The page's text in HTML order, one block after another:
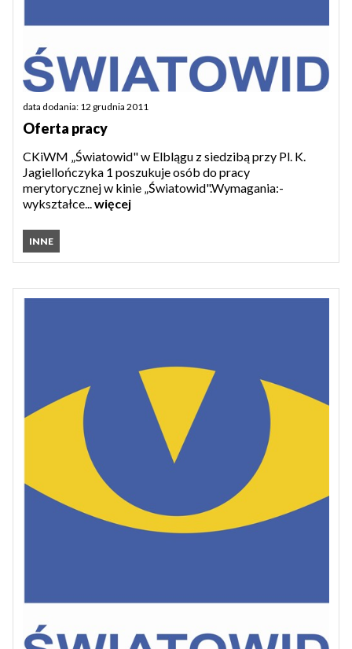
data dodania: 12 grudnia 2011
Oferta pracy
CKiWM „Światowid" w Elblągu z siedzibą przy Pl. K.
Jagiellończyka 1 poszukuje osób do pracy
merytorycznej w kinie „Światowid".Wymagania:-
wykształce...więcej
INNE